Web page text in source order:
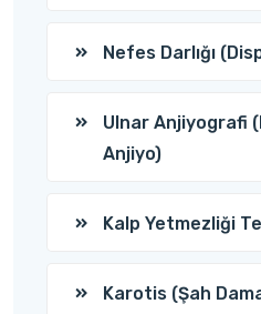
Nefes Darlığı
Ulnar Anjiyografi
Anjiyo)
Kalp Yetmezliği
Karotis (Şah